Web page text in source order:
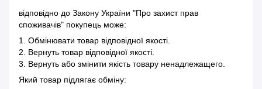
відповідно до Закону України "Про захист прав
споживачів" покупець може:
1. Обмінювати товар відповідної якості.
2. Вернуть товар відповідної якості.
3. Вернуть або змінити якість товару ненадлежащего.
Який товар підлягає обміну: